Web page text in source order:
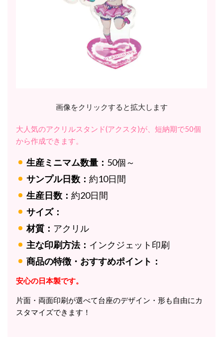
画像をクリックすると拡大します
大人気のアクリルスタンド(アクスタ)が、短納期で50個
から作成できます。
生産ミニマム数量： 50個～
サンプル日数： 約10日間
生産日数： 約20日間
サイズ：
材質： アクリル
主な印刷方法： インクジェット印刷
商品の特徴・おすすめポイント：
安心の日本製です。
片面・両面印刷が選べて台座のデザイン・形も自由にカ
スタマイズできます！